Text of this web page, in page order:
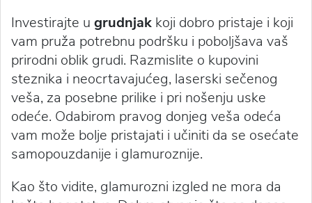
Investirajte u grudnjak koji dobro pristaje i koji
vam pruža potrebnu podršku i poboljšava vaš
prirodni oblik grudi. Razmislite o kupovini
steznika i neocrtavajućeg, laserski sečenog
veša, za posebne prilike i pri nošenju uske
odeće. Odabirom pravog donjeg veša odeća
vam može bolje pristajati i učiniti da se osećate
samopouzdanije i glamuroznije.
Kao što vidite, glamurozni izgled ne mora da